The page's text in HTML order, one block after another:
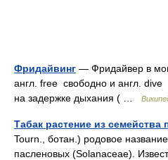
Фридайвинг — Фридайвер в
англ. free свободно и англ.
на задержке дыхания ( …
Табак растение из семейства
Tourn., ботан.) родовое
пасленовых (Solanaceae).